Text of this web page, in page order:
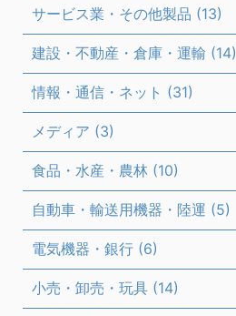
サービス業・その他製品 (13)
建設・不動産・倉庫・運輸 (14)
情報・通信・ネット (31)
メディア (3)
食品・水産・農林 (10)
自動車・輸送用機器・陸運 (5)
電気機器・銀行 (6)
小売・卸売・玩具 (14)